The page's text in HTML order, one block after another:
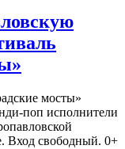
мосты»
поп исполнители
Вход свободный. 0+